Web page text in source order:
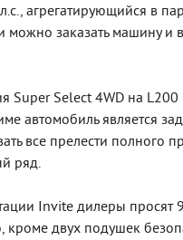
агрегатирующийся в
можно заказать машину
Super Select 4WD на
автомобиль является
все прелести полного
ряд.
Invite дилеры просят
кроме двух подушек